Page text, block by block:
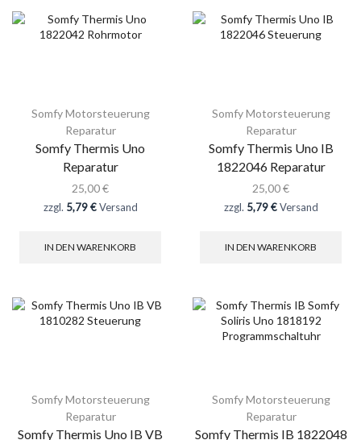
Somfy Motorsteuerung
Reparatur
Somfy Thermis Uno
Reparatur
25,00€
zzgl. 5,79 €Versand
IN DEN WARENKORB
Somfy Motorsteuerung
Reparatur
Somfy Thermis Uno IB
1822046 Reparatur
25,00€
zzgl. 5,79 €Versand
IN DEN WARENKORB
Somfy Motorsteuerung
Reparatur
Somfy Thermis Uno IB VB
Somfy Motorsteuerung
Reparatur
Somfy Thermis IB 1822048